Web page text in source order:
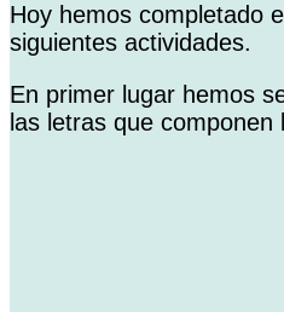
Hoy hemos completado
siguientes actividades.
En primer lugar hemos
las letras que componen